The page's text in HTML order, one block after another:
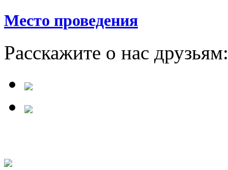
Место проведения
Расскажите о нас друзьям: